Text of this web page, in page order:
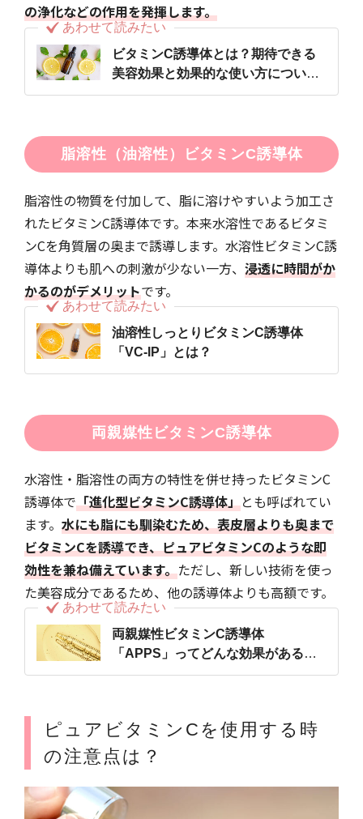
の浄化などの作用を発揮します。
あわせて読みたい
ビタミンC誘導体とは？期待できる
美容効果と効果的な使い方について
解説！
脂溶性（油溶性）ビタミンC誘導体
脂溶性の物質を付加して、脂に溶けやすいよう加工さ
れたビタミンC誘導体です。本来水溶性であるビタミ
ンCを角質層の奥まで誘導します。水溶性ビタミンC誘
導体よりも肌への刺激が少ない一方、 浸透に時間がか
かるのがデメリットです。
あわせて読みたい
油溶性しっとりビタミンC誘導体
「VC-IP」とは？
両親媒性ビタミンC誘導体
水溶性・脂溶性の両方の特性を併せ持ったビタミンC
誘導体で「進化型ビタミンC誘導体」とも呼ばれてい
ます。 水にも脂にも馴染むため、表皮層よりも奥まで
ビタミンCを誘導でき、ピュアビタミンCのような即
効性を兼ね備えています。ただし、新しい技術を使っ
た美容成分であるため、他の誘導体よりも高額です。
あわせて読みたい
両親媒性ビタミンC誘導体
「APPS」ってどんな効果がある
の？
ピュアビタミンCを使用する時
の注意点は？